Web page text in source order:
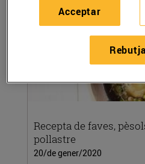
Recepta de faves,
pollastre
20/de gener/2020
Acceptar